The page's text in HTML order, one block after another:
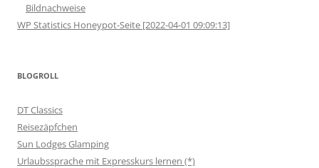
Bildnachweise
WP Statistics Honeypot-Seite [2022-04-01 09:09:13]
BLOGROLL
DT Classics
Reisezäpfchen
Sun Lodges Glamping
Urlaubssprache mit Expresskurs lernen (*)